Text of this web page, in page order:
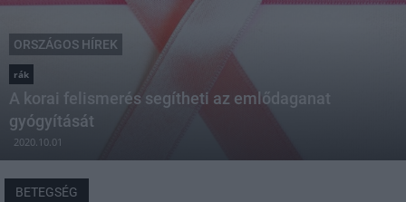
ORSZÁGOS HÍREK
rák
A korai felismerés segítheti az emlődaganat
gyógyítását
2020.10.01
BETEGSÉG